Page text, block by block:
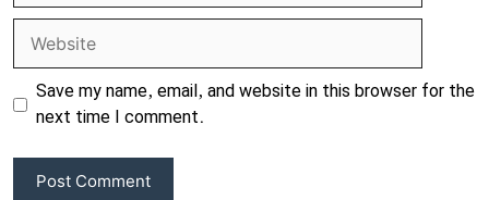
Save my name, email, and website in this browser for the
next time I comment.